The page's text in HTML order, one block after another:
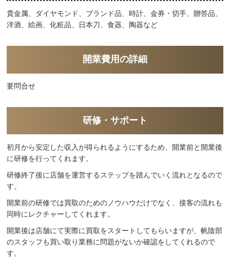
貴金属、ダイヤモンド、ブランド品、時計、金券・切手、贈答品、
洋酒、絵画、化粧品、日本刀、食器、陶器など
開業費用の詳細
要問合せ
研修・サポート
初月から安定した収入が得られるようにするため、開業前と開業後
に研修を行ってくれます。
研修終了後に店舗を運営するステップを踏んでいく流れとなるので
す。
開業前の研修では買取のためのノウハウだけでなく、接客の流れも
同時にレクチャーしてくれます。
開業後は店舗にて実際に買取をスタートしてもらいますが、帆陰部
のスタッフも買い取り業務に問題がないか確認をしてくれるので
す。